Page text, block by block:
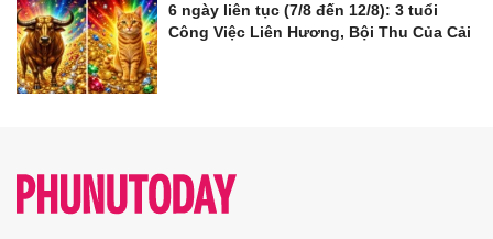
6 ngày liên tục (7/8 đến 12/8): 3 tuổi
Công Việc Liên Hương, Bội Thu Của Cải